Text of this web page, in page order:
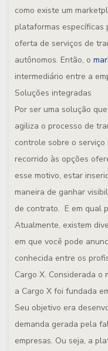
como existe um
plataformas específicas
oferta de serviços de
autônomos. Então, o
intermediário entre a
Soluções integradas
Por ser uma solução
agiliza o processo de
controle sobre o
recorrido às opções
esse motivo, estar
maneira de ganhar
de contrato. E em qual
Atualmente, existem
em que você pode
conhecida entre os
Cargo X. Considerada
a Cargo X foi fundada
Seu objetivo era
demanda gerada pela
empresas. Ou seja, a